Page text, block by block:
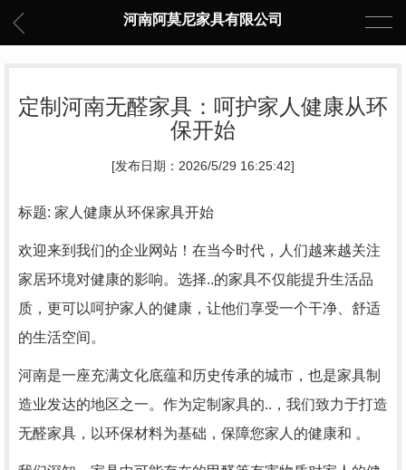
河南阿莫尼家具有限公司
定制河南无醛家具：呵护家人健康从环
保开始
[发布日期：2026/5/29 16:25:42]
标题: 家人健康从环保家具开始
欢迎来到我们的企业网站！在当今时代，人们越来越关注
家居环境对健康的影响。选择..的家具不仅能提升生活品
质，更可以呵护家人的健康，让他们享受一个干净、舒适
的生活空间。
河南是一座充满文化底蕴和历史传承的城市，也是家具制
造业发达的地区之一。作为定制家具的..，我们致力于打造
无醛家具，以环保材料为基础，保障您家人的健康和 。